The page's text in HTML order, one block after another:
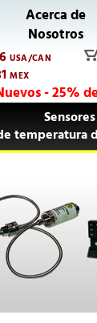
Acerca de
Nosotros
USA/CAN
MEX
- 25%
Sensores
temperatura